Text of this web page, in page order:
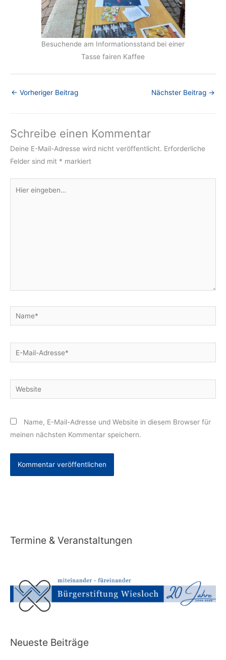
Besuchende am Informationsstand bei einer
Tasse fairen Kaffee
← Vorheriger Beitrag Nächster Beitrag →
Schreibe einen Kommentar
Deine E-Mail-Adresse wird nicht veröffentlicht. Erforderliche
Felder sind mit * markiert
eingeben…
Name*
E-
Mail-
Website
Name, E-Mail-Adresse und Website in diesem Browser für
meinen nächsten Kommentar speichern.
Termine & Veranstaltungen
Neueste Beiträge